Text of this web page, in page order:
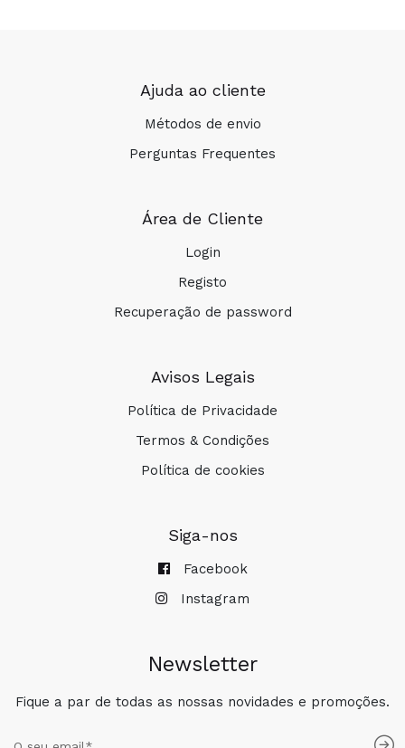
Ajuda ao cliente
Métodos de envio
Perguntas Frequentes
Área de Cliente
Login
Registo
Recuperação de password
Avisos Legais
Política de Privacidade
Termos & Condições
Política de cookies
Siga-nos
Facebook
Instagram
Newsletter
Fique a par de todas as nossas novidades e promoções.